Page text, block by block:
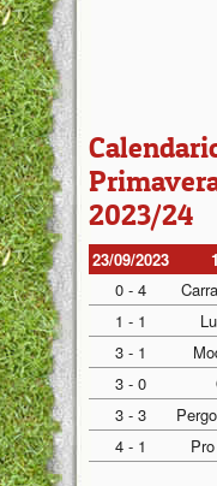
2023/24
23/09/2023
0 - 4
1 - 1
3 - 1
3 - 0
3 - 3
4 - 1